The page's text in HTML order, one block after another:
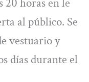
al público. Se
vestuario y
días durante el